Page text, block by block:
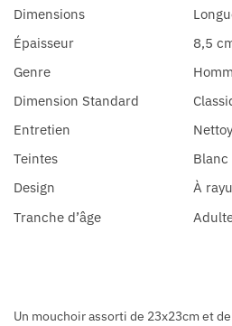
Dimensions
Épaisseur
8,5
Genre
Dimension Standard
Entretien
Teintes
Blanc
Design
À
Tranche d’âge
Un mouchoir assorti de 23x23cm et